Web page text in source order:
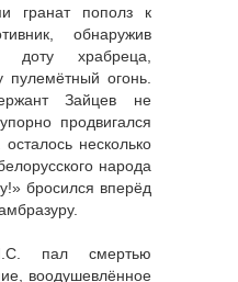
гранат пополз к
обнаружив
доту храбреца,
огонь.
Зайцев не
продвигался
несколько
народа
бросился вперёд
пал смертью
воодушевлённое